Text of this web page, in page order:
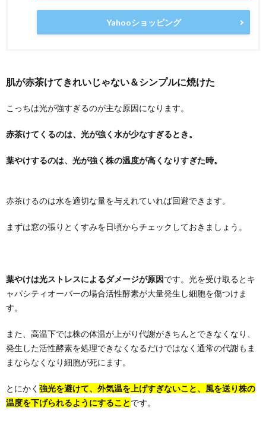
Yahooショッピング
肌が赤茶けてきれいじゃない＆シンプルに焼けた
こっちは光が強すぎるのが主な原因になります。
赤茶けてくるのは、光が強く水が少なすぎるとき。
葉やけするのは、光が強く株の温度が高くなりすぎた時。
赤茶けるのは水を適切な量を与えれていれば回避できます。
まずは窓の張りとくすみを日頃からチェックしておきましょう。
葉やけは光ストレスによるダメージが原因です。光を受け取るとキ
ャパシティオーバーの場合活性酵素が大量発生し細胞を傷つけま
す。
また、高温下では株の体温が上がり代謝がきちんとできなくなり、
発生した活性酵素を処理できなくなるだけではなく通常の代謝もま
まならなくなり細胞が死にます。
とにかく 強光を避けて、外気温を上げすぎないこと、風を送り株の
温度を下げられるようにすることです。